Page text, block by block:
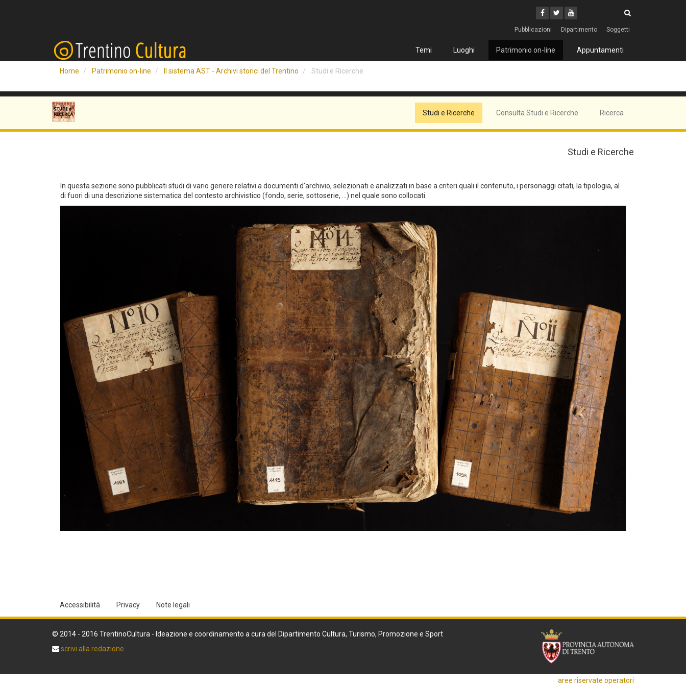
Facebook
Twitter
Youtube
Pubblicazioni Dipartimento Soggetti
Temi Luoghi Patrimonio on-line Appuntamenti
Home Patrimonio on-line Il sistema AST - Archivi storici del Trentino Studi e Ricerche
Studi e Ricerche Consulta Studi e Ricerche Ricerca
Studi e Ricerche
In questa sezione sono pubblicati studi di vario genere relativi a documenti d’archivio, selezionati e analizzati in base a criteri quali il contenuto, i personaggi citati, la tipologia, al
di fuori di una descrizione sistematica del contesto archivistico (fondo, serie, sottoserie, ...) nel quale sono collocati.
Accessibilità Privacy Note legali
© 2014 - 2016 TrentinoCultura - Ideazione e coordinamento a cura del Dipartimento Cultura, Turismo, Promozione e Sport
scrivi alla redazione
aree riservate operatori